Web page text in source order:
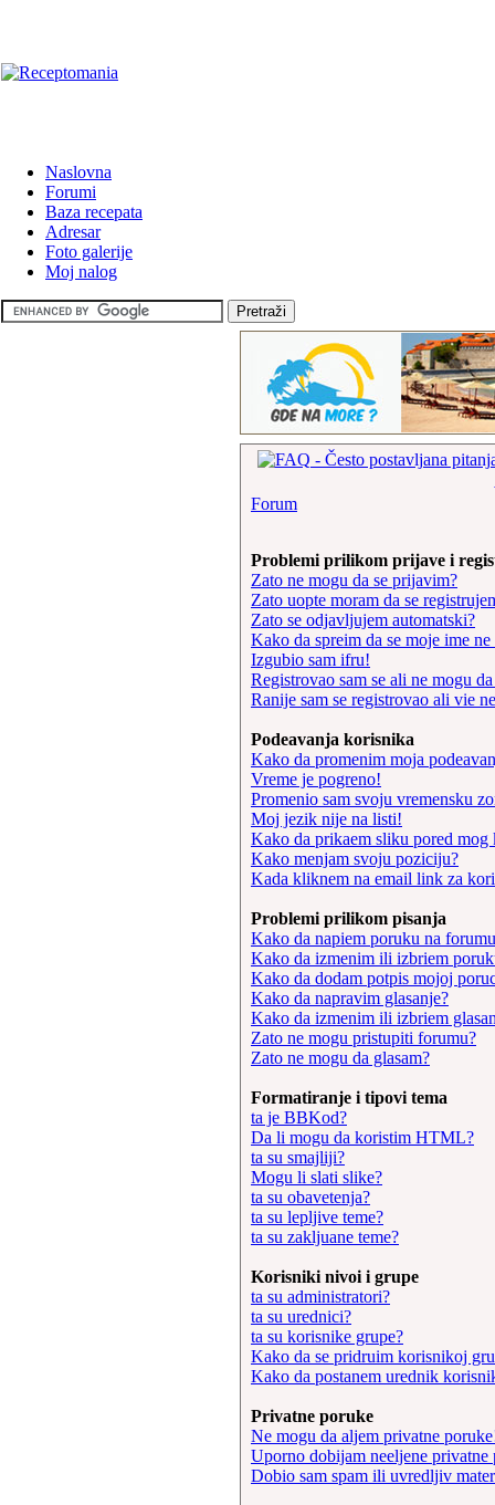
Naslovna
Forumi
Baza recepata
Adresar
Foto galerije
Moj nalog
Forum
Problemi prilikom prijave i
Zato ne mogu da se prijavim?
Zato uopte moram da se
Zato se odjavljujem automatski?
Kako da spreim da se moje ime
Izgubio sam ifru!
Registrovao sam se ali ne mogu
Ranije sam se registrovao ali vie
Podeavanja korisnika
Kako da promenim moja
Vreme je pogreno!
Promenio sam svoju vremensku
Moj jezik nije na listi!
Kako da prikaem sliku pored mog
Kako menjam svoju poziciju?
Kada kliknem na email link za
Problemi prilikom pisanja
Kako da napiem poruku na
Kako da izmenim ili izbriem
Kako da dodam potpis mojoj
Kako da napravim glasanje?
Kako da izmenim ili izbriem
Zato ne mogu pristupiti forumu?
Zato ne mogu da glasam?
Formatiranje i tipovi tema
ta je BBKod?
Da li mogu da koristim HTML?
ta su smajliji?
Mogu li slati slike?
ta su obavetenja?
ta su lepljive teme?
ta su zakljuane teme?
Korisniki nivoi i grupe
ta su administratori?
ta su urednici?
ta su korisnike grupe?
Kako da se pridruim korisnikoj
Kako da postanem urednik
Privatne poruke
Ne mogu da aljem privatne
Uporno dobijam neeljene privatne
Dobio sam spam ili uvredljiv